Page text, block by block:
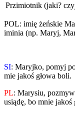
Przimiotnik (jaki?
POL: imię żeńskie
iminia (np. Maryj,
SI: Maryjko, pomyj
mie jakoś głowa boli.
PL: Marysiu,
usiądę, bo mnie jakoś